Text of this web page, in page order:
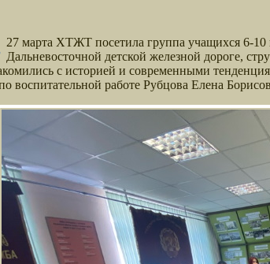
27 марта ХТЖТ посетила группа учащихся 6-10
Дальневосточной детской железной дороге,
с историей и современными
воспитательной работе Рубцова Елена